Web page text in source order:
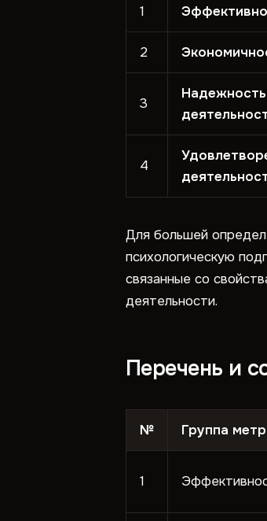
1
2
3
4
Для большей
психологическую
связанные со
деятельности.
Перечень и
№ Группа
1